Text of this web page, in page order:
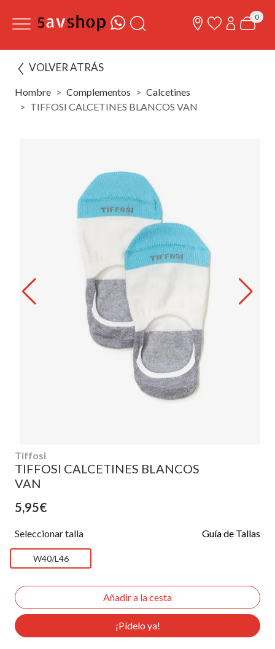
0
VOLVER ATRÁS
Hombre Complementos
Calcetines
TIFFOSI CALCETINES BLANCOS VAN
Tiffosi
TIFFOSI CALCETINES BLANCOS
VAN
5,95€
Seleccionar talla Guía de Tallas
W40/L46
¡Pídelo ya!